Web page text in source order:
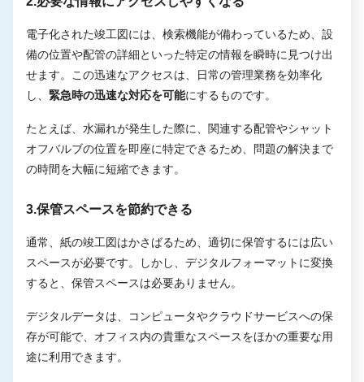
電子化された竣工図には、検索機能が備わっているため、設
備の位置や配管の詳細といった特定の情報を瞬時に見つけ出
せます。この迅速なアクセスは、日常の管理業務を効率化
し、 緊急時の迅速な対応を可能にするものです。
たとえば、水漏れが発生した際に、関連する配管やシャット
オフバルブの位置を即座に特定できるため、問題の解決まで
の時間を大幅に短縮できます。
3.保管スペースを節約できる
通常、紙の竣工図はかさばるため、適切に保管するには広い
スペースが必要です。しかし、デジタルフォーマットに変換
すると、保管スペースは必要ありません。
デジタルデータは、コンピュータやクラウドサービスへの保
存が可能で、オフィス内の貴重なスペースをほかの重要な用
途に利用できます。